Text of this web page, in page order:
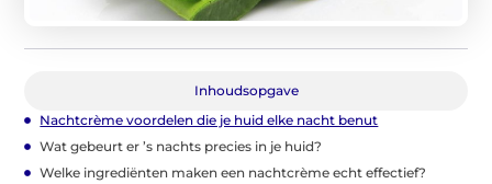
Inhoudsopgave
Nachtcrème voordelen die je huid elke nacht benut
Wat gebeurt er ’s nachts precies in je huid?
Welke ingrediënten maken een nachtcrème echt effectief?